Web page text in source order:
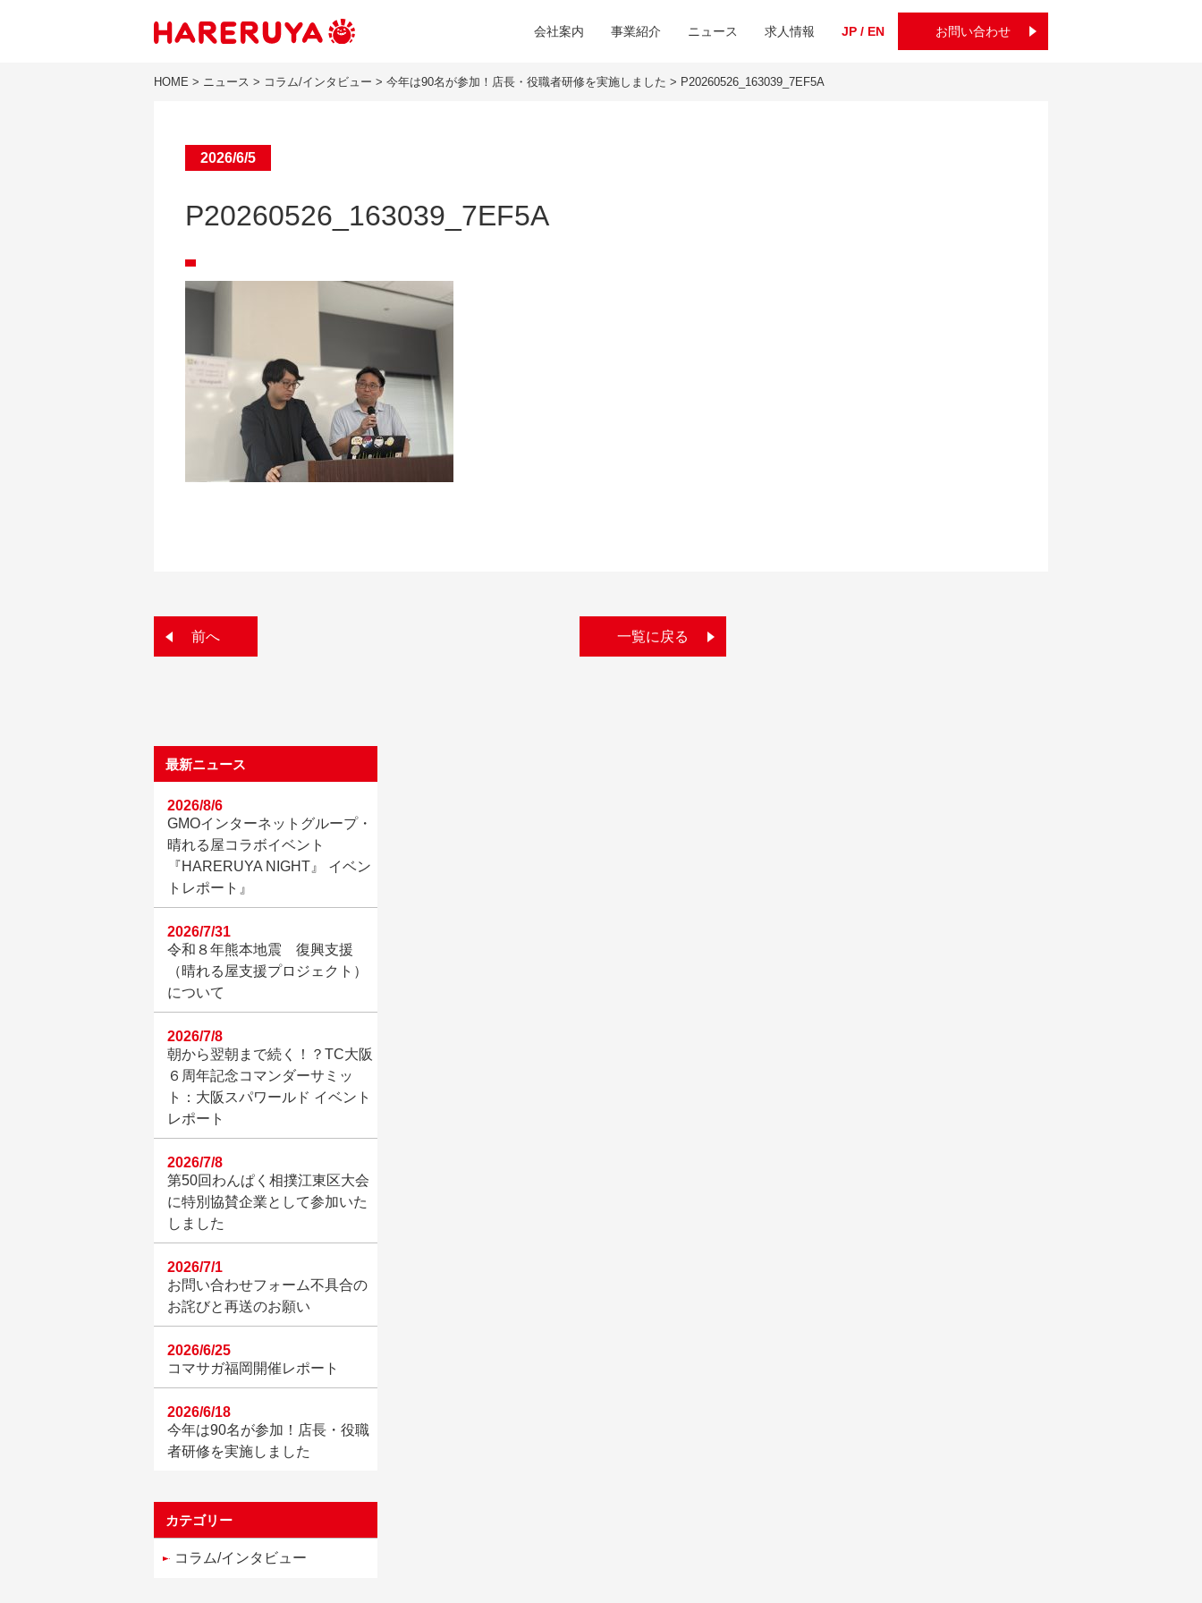
会社案内 事業紹介 ニュース 求人情報 JP / EN お問い合わせ
HOME > ニュース > コラム/インタビュー > 今年は90名が参加！店長・役職者研修を実施しました > P20260526_163039_7EF5A
2026/6/5
P20260526_163039_7EF5A
前へ 一覧に戻る
最新ニュース
GMOインターネットグループ・
晴れる屋コラボイベント
『HARERUYA NIGHT』 イベン
トレポート』
2026/8/6
令和８年熊本地震 復興支援
（晴れる屋支援プロジェクト）
について
2026/7/31
朝から翌朝まで続く！？TC大阪
６周年記念コマンダーサミッ
ト：大阪スパワールド イベント
レポート
2026/7/8
第50回わんぱく相撲江東区大会
に特別協賛企業として参加いた
しました
2026/7/8
お問い合わせフォーム不具合の
お詫びと再送のお願い
2026/7/1
コマサガ福岡開催レポート
2026/6/25
今年は90名が参加！店長・役職
者研修を実施しました
2026/6/18
カテゴリー
コラム/インタビュー